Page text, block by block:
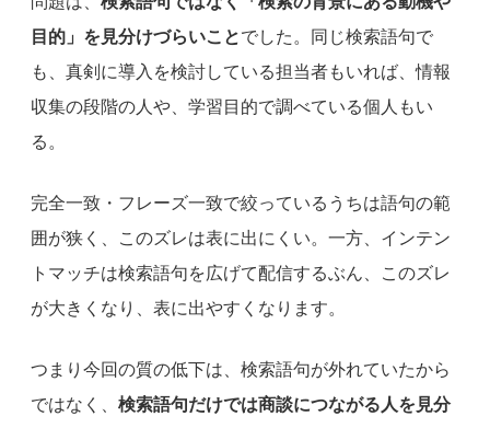
目的」を見分けづらいことでした。同じ検索語句で
も、真剣に導入を検討している担当者もいれば、情報
収集の段階の人や、学習目的で調べている個人もい
る。
完全一致・フレーズ一致で絞っているうちは語句の範
囲が狭く、このズレは表に出にくい。一方、インテン
トマッチは検索語句を広げて配信するぶん、このズレ
が大きくなり、表に出やすくなります。
つまり今回の質の低下は、検索語句が外れていたから
ではなく、 検索語句だけでは商談につながる人を見分